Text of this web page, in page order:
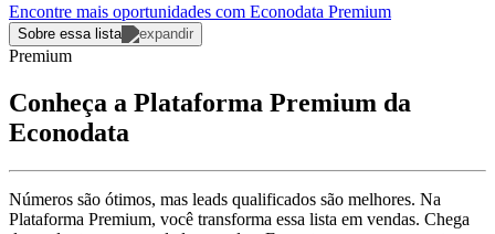
Encontre mais oportunidades com Econodata Premium
Sobre essa lista
Premium
Conheça a Plataforma Premium da
Econodata
Números são ótimos, mas leads qualificados são melhores. Na
Plataforma Premium, você transforma essa lista em vendas. Chega